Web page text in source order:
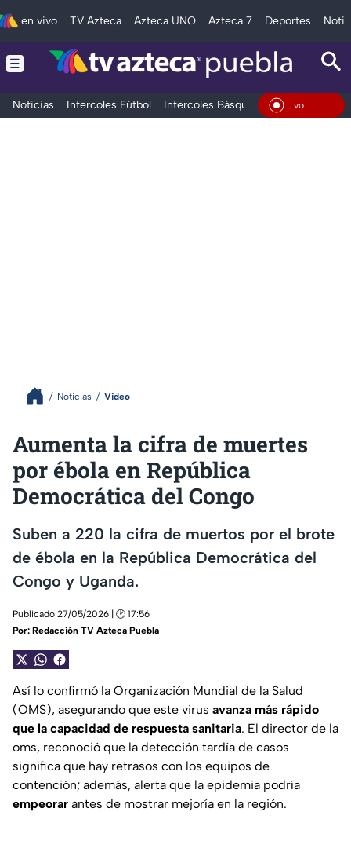
en vivo TV Azteca Azteca UNO Azteca 7 Deportes
Noticias Intercoles Fútbol Intercoles Básquetbol Deportes
En Vivo
Noticias Video
Aumenta la cifra de muertes
por ébola en República
Democrática del Congo
Suben a 220 la cifra de muertos por el brote
de ébola en la República Democrática del
Congo y Uganda.
Publicado 27/05/2026 | 🕑 17:56
Por: Redacción TV Azteca Puebla
Así lo confirmó la Organización Mundial de la Salud
(OMS), asegurando que este virus avanza más rápido
que la capacidad de respuesta sanitaria. El director de la
oms, reconoció que la detección tardía de casos
significa que hay retrasos con los equipos de
contención; además, alerta que la epidemia podría
empeorar antes de mostrar mejoría en la región.